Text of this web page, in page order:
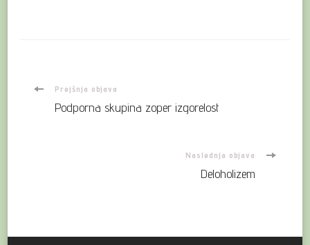
Navigacija
Prejšnja objava
Podporna skupina zoper izgorelost
Naslednja objava
Deloholizem